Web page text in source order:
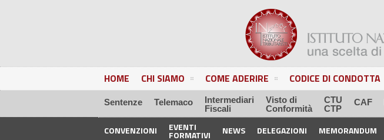
HOME CHI SIAMO COME ADERIRE CODICE DI CONDOTTA
Sentenze Telemaco
Intermediari
Fiscali
Visto di
Conformità
CTU
CTP
CAF
CONVENZIONI EVENTI
FORMATIVI NEWS DELEGAZIONI MEMORANDUM